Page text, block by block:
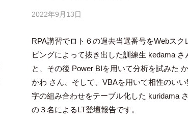
2022年9月13日
隅
田
智
尋
RPA講習でロト６の過去当選番号をWebスク
ピングによって抜き出した訓練生 kedama さ
と、その後 Power BIを用いて分析を試みた
かわ さん、そして、VBAを用いて相性のいい
字の組み合わせをテーブル化した kuridama
の３名によるLT登壇報告です。